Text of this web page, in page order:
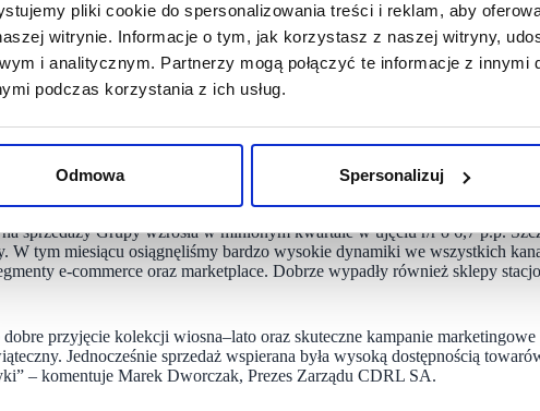
pliki cookie do spersonalizowania treści i reklam, aby
witrynie. Informacje o tym, jak korzystasz z naszej witryny,
i analitycznym. Partnerzy mogą połączyć te informacje z innymi
podczas korzystania z ich usług.
Odmowa Spersonalizuj
Kwartalna EBITDA przekroczyła 1,6 mln zł, rok wcześniej wykazując
odpisów na zapasy) oraz koszty finansowe (ujemne różnice
wynikiem netto na poziomie około -2,8 mln zł. (-4,6 mln zł rok
wyniosły 57,2 mln zł (+9 proc. r/r), a wynik EBITDA sięgnął 1,3 mln
przekroczyła 57 proc. (50,46 proc. w I kw. 2025 r. i 53,81 proc. w całym
konsekwentnej realizacji działań operacyjnych i strategicznych. W dużej
właściwego dostosowania oferty do klientów oraz redukcji stanu
sprzedaży Grupy wzrosła w minionym kwartale w ujęciu r/r o 6,7 p.p.
W tym miesiącu osiągnęliśmy bardzo wysokie dynamiki we wszystkich
e-commerce oraz marketplace. Dobrze wypadły również sklepy
przyjęcie kolekcji wiosna–lato oraz skuteczne kampanie marketingowe
Jednocześnie sprzedaż wspierana była wysoką dostępnością
– komentuje Marek Dworczak, Prezes Zarządu CDRL SA.